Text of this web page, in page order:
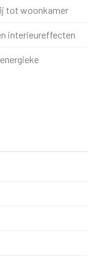
tot woonkamer
interieureffecten